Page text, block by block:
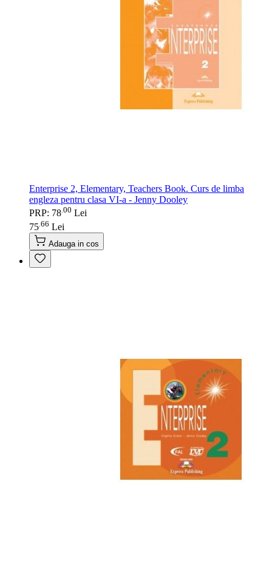
Enterprise 2, Elementary, Teachers Book. Curs de limba
engleza pentru clasa VI-a - Jenny Dooley
PRP: 78.00 Lei
75 66 Lei
Adauga in cos